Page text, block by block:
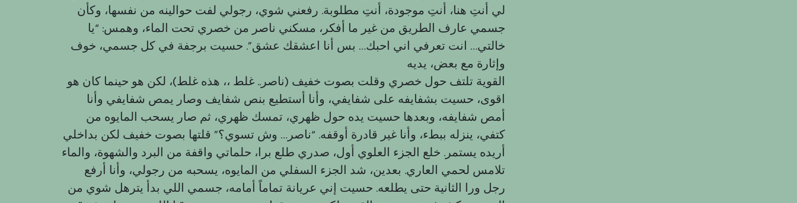
لي أنتِ هنا، أنتِ موجودة، أنتِ مطلوبة. رفعني شوي، رجولي لفت حوالينه من نفسها، وكأن
جسمي عارف الطريق من غير ما أفكر، مسكني ناصر من خصري تحت الماء، وهمس: “يا
خالتي… انت تعرفي اني احبك… بس أنا اعشقك عشق”. حسيت برجفة في كل جسمي، خوف
وإثارة مع بعض، يديه
القوية تلتف حول خصري وقلت بصوت خفيف (ناصر.. غلط ،، هذه غلط)، لكن هو حينما كان هو
اقوى، حسيت بشفايفه على شفايفي، وأنا أستطيع بنص شفايف وصار يمص شفايفي وأنا
أمص شفايفه، وبعدها حسيت يده حول ظهري، تمسك ظهري، ثم صار يسحب المايوه من
كتفي، ينزله ببطء، وأنا غير قادرة أوقفه. “ناصر… وش تسوي؟” قلتها بصوت خفيف لكن بداخلي
أريده يستمر. خلع الجزء العلوي أول، صدري طلع برا، حلماتي واقفة من البرد والشهوة، والماء
تلامس لحمي العاري. بعدين، شد الجزء السفلي من المايوه، يسحبه من رجولي، وأنا أرفع
رجل ورا الثانية حتى يطلعه. حسيت إني عريانة تماماً أمامه، جسمي اللي بدأ يترهل شوي من